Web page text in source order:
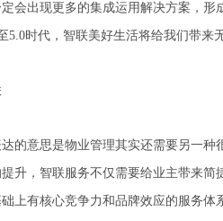
会出现更多的集成运用解决方案，
5.0时代，智联美好生活将给我们带
意思是物业管理其实还需要另一种
升，智联服务不仅需要给业主带来
上有核心竞争力和品牌效应的服务